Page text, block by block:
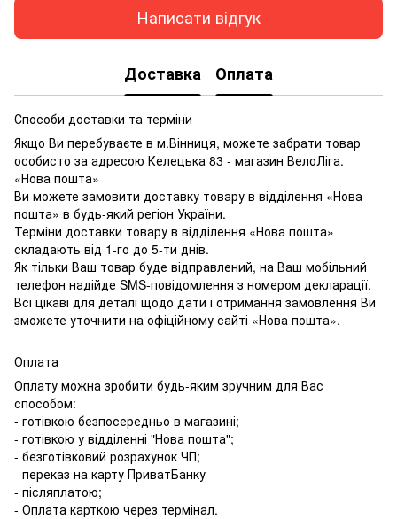
Написати відгук
Доставка Оплата
Способи доставки та терміни
Якщо Ви перебуваєте в м.Вінниця, можете забрати товар
особисто за адресою Келецька 83 - магазин ВелоЛіга.
«Нова пошта»
Ви можете замовити доставку товару в відділення «Нова
пошта» в будь-який регіон України.
Терміни доставки товару в відділення «Нова пошта»
складають від 1-го до 5-ти днів.
Як тільки Ваш товар буде відправлений, на Ваш мобільний
телефон надійде SMS-повідомлення з номером декларації.
Всі цікаві для деталі щодо дати і отримання замовлення Ви
зможете уточнити на офіційному сайті «Нова пошта».
Оплата
Оплату можна зробити будь-яким зручним для Вас
способом:
- готівкою безпосередньо в магазині;
- готівкою у відділенні "Нова пошта";
- безготівковий розрахунок ЧП;
- переказ на карту ПриватБанку
- післяплатою;
- Оплата карткою через термінал.